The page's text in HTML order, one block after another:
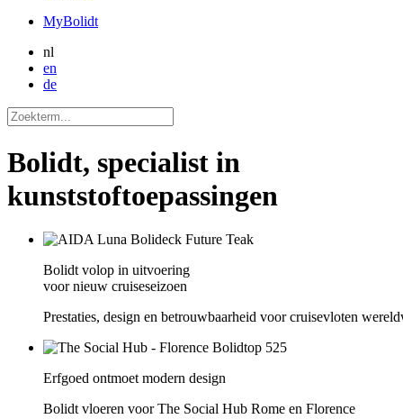
MyBolidt
nl
en
de
Bolidt, specialist in
kunststoftoepassingen
Bolidt volop in uitvoering
voor nieuw cruiseseizoen
Prestaties, design en betrouwbaarheid voor cruisevloten
Erfgoed ontmoet modern design
Bolidt vloeren voor The Social Hub Rome en Florence